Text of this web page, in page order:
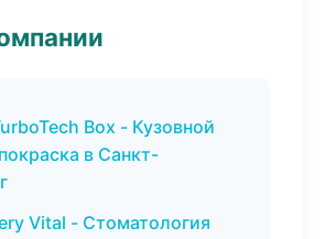
Box - Кузовной
в Санкт-
Vital - Стоматология